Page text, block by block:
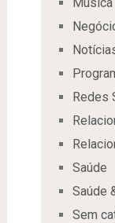
Redes
Saúde
Saúde
Sem